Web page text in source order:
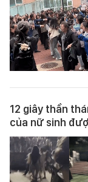
12 giây thần
của nữ sinh